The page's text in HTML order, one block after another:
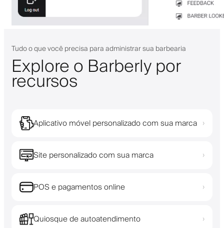
Tudo o que você precisa para administrar sua barbearia
Explore o Barberly por
recursos
Aplicativo móvel personalizado com sua marca ›
Site personalizado com sua marca ›
POS e pagamentos online ›
Quiosque de autoatendimento ›